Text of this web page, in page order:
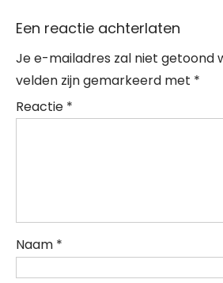
Een reactie achterlaten
Je e-mailadres zal niet getoond
velden zijn gemarkeerd met *
Reactie *
Naam *